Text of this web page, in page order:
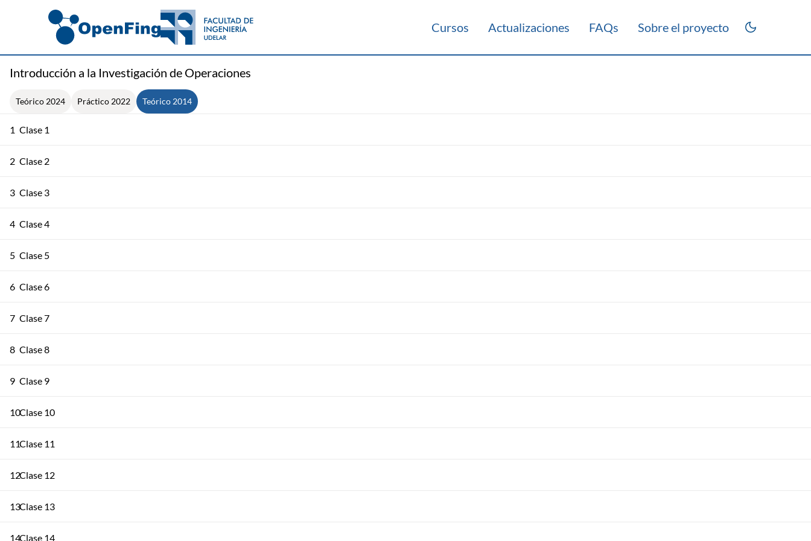
Cursos Actualizaciones FAQs Sobre el proyecto
Introducción a la Investigación de Operaciones
Teórico 2024 Práctico 2022 Teórico 2014
1 Clase 1
2 Clase 2
3 Clase 3
4 Clase 4
5 Clase 5
6 Clase 6
7 Clase 7
8 Clase 8
9 Clase 9
10Clase 10
11Clase 11
12Clase 12
13Clase 13
14Clase 14